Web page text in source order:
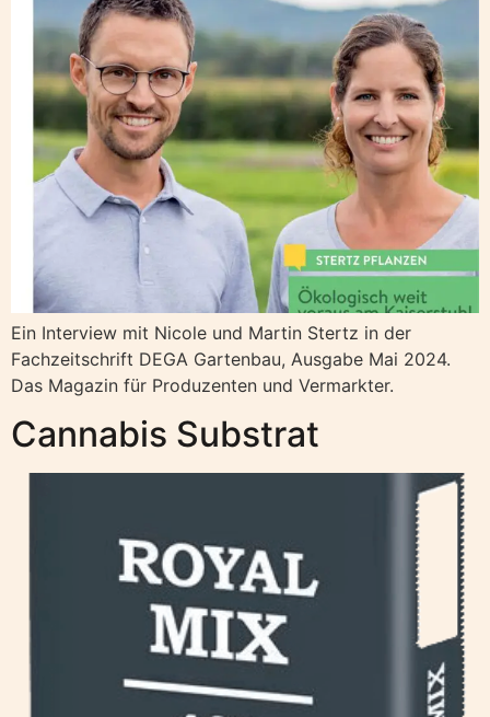
Ein Interview mit Nicole und Martin Stertz in der
Fachzeitschrift DEGA Gartenbau, Ausgabe Mai 2024.
Das Magazin für Produzenten und Vermarkter.
Cannabis Substrat